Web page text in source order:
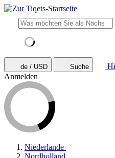
de / USD Suche
Anmelden
Niederlande
Nordholland